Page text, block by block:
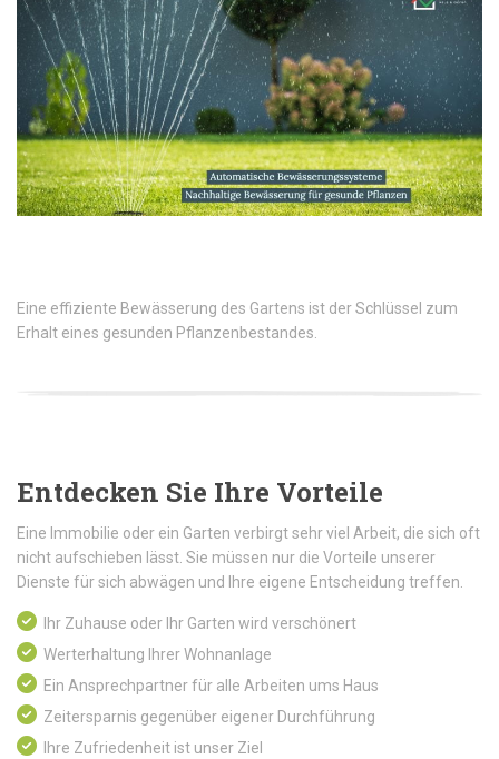
Eine effiziente Bewässerung des Gartens ist der Schlüssel zum
Erhalt eines gesunden Pflanzenbestandes.
Entdecken Sie Ihre Vorteile
Eine Immobilie oder ein Garten verbirgt sehr viel Arbeit, die sich oft
nicht aufschieben lässt. Sie müssen nur die Vorteile unserer
Dienste für sich abwägen und Ihre eigene Entscheidung treffen.
Ihr Zuhause oder Ihr Garten wird verschönert
Werterhaltung Ihrer Wohnanlage
Ein Ansprechpartner für alle Arbeiten ums Haus
Zeitersparnis gegenüber eigener Durchführung
Ihre Zufriedenheit ist unser Ziel